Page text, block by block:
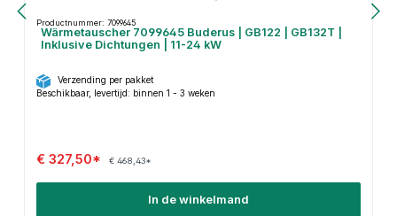
Productnummer: 7099645
Wärmetauscher 7099645 Buderus | GB122 | GB132T |
Inklusive Dichtungen | 11-24 kW
Verzending per pakket
Beschikbaar, levertijd: binnen 1 - 3 weken
€ 327,50* € 468,43*
In de winkelmand